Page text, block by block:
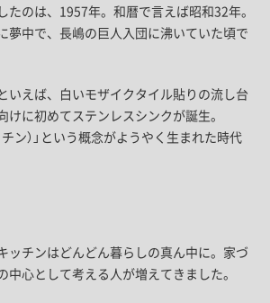
たのは、1957年。和暦で言えば昭和32年。
夢中で、長嶋の巨人入団に沸いていた頃で
いえば、白いモザイクタイル貼りの流し台
けに初めてステンレスシンクが誕生。
チン）」という概念がようやく生まれた時代
ッチンはどんどん暮らしの真ん中に。家づ
中心として考える人が増えてきました。